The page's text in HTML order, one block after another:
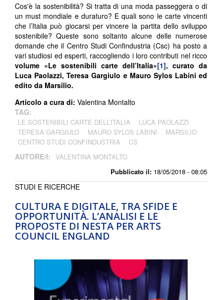
Pubblicato il: 18/05/2018 - 08:05
Cos'è la sostenibilità? Si tratta di una moda passeggera o di
un must mondiale e duraturo? E quali sono le carte vincenti
che l’Italia può giocarsi per vincere la partita dello sviluppo
sostenibile? Queste sono soltanto alcune delle numerose
domande che il Centro Studi Confindustria (Csc) ha posto a
vari studiosi ed esperti, raccogliendo i loro contributi nel ricco
volume «Le sostenibili carte dell’Italia»[1], curato da
Luca Paolazzi, Teresa Gargiulo e Mauro Sylos Labini ed
edito da Marsilio.
Articolo a cura di: Valentina Montalto
TAG:
LE SOSTENIBILI CARTE DELL’ITALIA
LUCA PAOLAZZI
TERESA GARGIULO
MAURO SYLOS LABINI
MARSILIO
CENTRO STUDI CONFINDUSTRIA
CS
AUTORE/I: VALENTINA MONTALTO
CULTURA E DIGITALE, TRA SFIDE E
OPPORTUNITÀ. L’ANALISI E LE
PROPOSTE DI NESTA PER ARTS
COUNCIL ENGLAND
STUDI E RICERCHE